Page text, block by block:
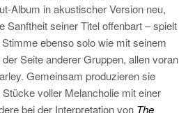
Album in akustischer Version neu,
Sanftheit seiner Titel offenbart – spielt
ebenso solo wie mit seinem
Seite anderer Gruppen, allen voran
Gemeinsam produzieren sie
Stücke voller Melancholie mit einer
bei der Interpretation von The